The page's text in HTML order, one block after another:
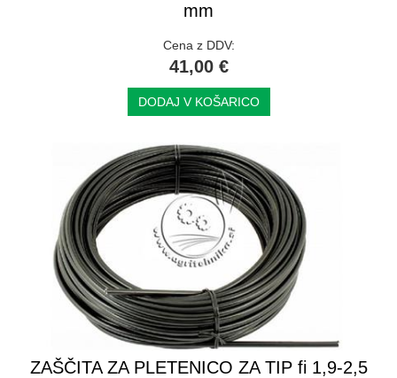
mm
Cena z DDV:
41,00 €
DODAJ V KOŠARICO
ZAŠČITA ZA PLETENICO ZA TIP fi 1,9-2,5